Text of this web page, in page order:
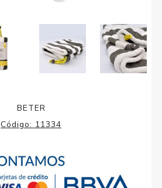
BETER
Código: 11334